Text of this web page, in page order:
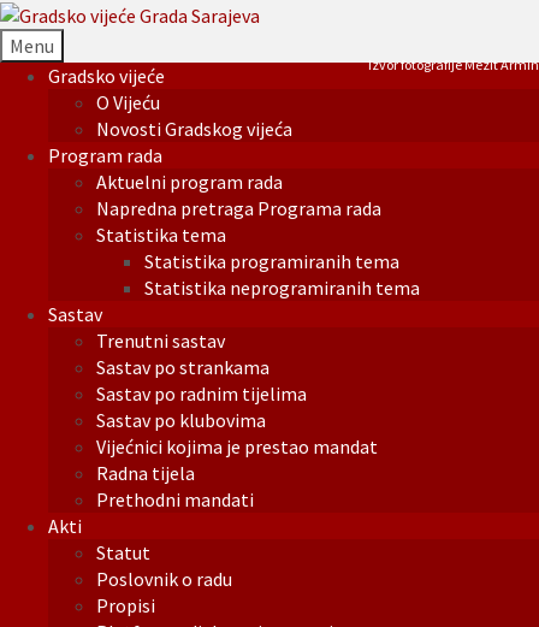
Menu
Gradsko vijeće
O Vijeću
Novosti Gradskog vijeća
Program rada
Aktuelni program rada
Napredna pretraga Programa rada
Statistika tema
Statistika programiranih tema
Statistika neprogramiranih tema
Sastav
Trenutni sastav
Sastav po strankama
Sastav po radnim tijelima
Sastav po klubovima
Vijećnici kojima je prestao mandat
Radna tijela
Prethodni mandati
Akti
Statut
Poslovnik o radu
Propisi
Izvor fotografije Mezit Armin